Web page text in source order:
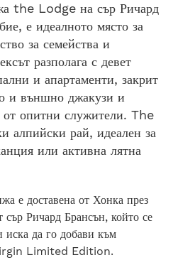
the Lodge на сър Ричард
е идеалното място за
за семейства и
разполага с девет
и апартаменти, закрит
и външно джакузи и
от опитни служители. The
алпийски рай, идеален за
или активна лятна
е доставена от Хонка през
Ричард Брансън, който се
иска да го добави към
Limited Edition.